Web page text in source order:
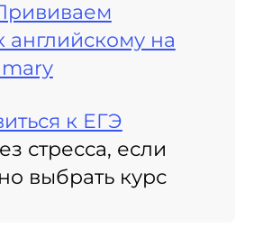
английскому на
к ЕГЭ
стресса, если
выбрать курс